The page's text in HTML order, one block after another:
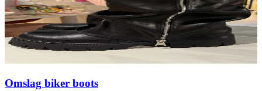
Omslag biker boots